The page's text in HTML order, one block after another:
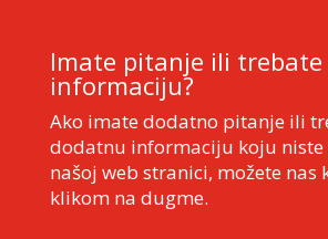
Imate pitanje ili trebate
informaciju?
Ako imate dodatno pitanje ili
dodatnu informaciju koju niste
našoj web stranici, možete
klikom na dugme.